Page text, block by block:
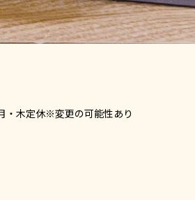
・木定休※変更の可能性あり